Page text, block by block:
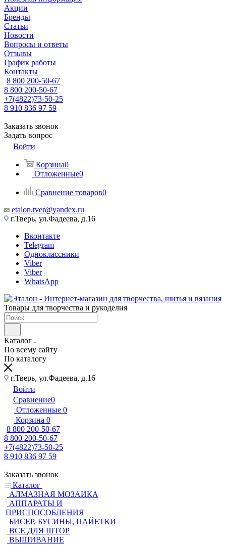
Акции
Бренды
Статьи
Новости
Вопросы и ответы
Отзывы
График работы
Контакты
8 800 200-50-67
8 800 200-50-67
+7(4822)73-50-25
8 910 836 97 59
Заказать звонок
Задать вопрос
Войти
Корзина0
Отложенные0
Сравнение товаров0
etalon.tver@yandex.ru
г.Тверь, ул.Фадеева, д.16
Вконтакте
Telegram
Одноклассники
Viber
Viber
WhatsApp
Товары для творчества и рукоделия
Каталог
По всему сайту
По каталогу
г.Тверь, ул.Фадеева, д.16
Войти
Сравнение0
Отложенные 0
Корзина 0
8 800 200-50-67
8 800 200-50-67
+7(4822)73-50-25
8 910 836 97 59
Заказать звонок
Каталог
АЛМАЗНАЯ МОЗАИКА
АППАРАТЫ И
ПРИСПОСОБЛЕНИЯ
БИСЕР, БУСИНЫ, ПАЙЕТКИ
ВСЕ ДЛЯ ШТОР
ВЫШИВАНИЕ